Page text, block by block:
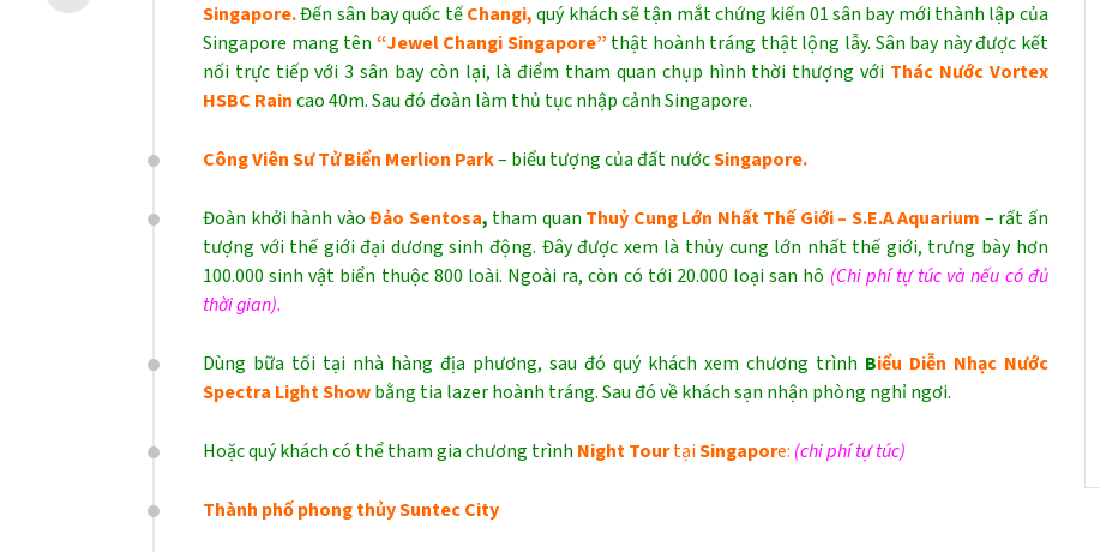
Singapore.Đến sân bay quốc tếChangi,quý khách sẽ tận mắt chứng kiến 01 sân bay mới thành lập của
Singapore mang tên “Jewel Changi Singapore” thật hoành tráng thật lộng lẫy. Sân bay này được kết
nối trực tiếp với 3 sân bay còn lại, là điểm tham quan chụp hình thời thượng với Thác Nước Vortex
HSBC Raincao 40m. Sau đó đoàn làm thủ tục nhập cảnh Singapore.
Công Viên Sư Tử Biển Merlion Park– biểu tượng của đất nướcSingapore.
Đoàn khởi hành vàoĐảo Sentosa, tham quan Thuỷ Cung Lớn Nhất Thế Giới – S.E.A Aquarium – rất ấn
tượng với thế giới đại dương sinh động. Đây được xem là thủy cung lớn nhất thế giới, trưng bày hơn
100.000 sinh vật biển thuộc 800 loài. Ngoài ra, còn có tới 20.000 loại san hô (Chi phí tự túc và nếu có đủ
thời gian).
Dùng bữa tối tại nhà hàng địa phương, sau đó quý khách xem chương trình Biểu Diễn Nhạc Nước
Spectra Light Showbằng tia lazer hoành tráng. Sau đó về khách sạn nhận phòng nghỉ ngơi.
Hoặc quý khách có thể tham gia chương trình Night TourtạiSingapore: (chi phí tự túc)
Thành phố phong thủy Suntec City